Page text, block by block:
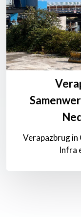
Verapazbrug in
Infra